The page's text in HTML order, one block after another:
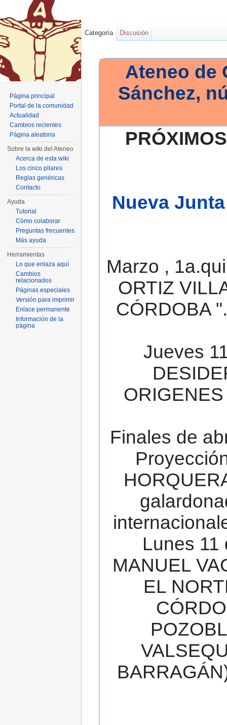
Ateneo de
Sánchez,
Nueva
Marzo ,
ORTIZ
CÓRDOBA
Jueves
Finales de
Lunes 11
MANUEL
EL
Categoría Discusión
Página principal
Portal de la comunidad
Actualidad
Cambios recientes
Página aleatoria
Sobre la wiki del Ateneo
Acerca de esta wiki
Los cinco pilares
Reglas genéricas
Contacto
Ayuda
Tutorial
Cómo colaborar
Preguntas frecuentes
Más ayuda
Herramientas
Lo que enlaza aquí
Cambios
relacionados
Páginas especiales
Versión para imprimir
Enlace permanente
Información de la
página